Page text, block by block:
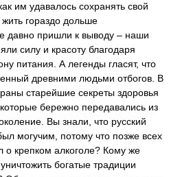
им удавалось сохранять свой
гораздо дольше
давно пришли к выводу – наши
силу и красоту благодаря
питания. А легенды гласят, что
древними людьми отбогов. В
старейшие секреты здоровья
бережно передавались из
Вы знали, что русский
могучим, потому что позже всех
о крепком алкоголе? Кому же
богатые традиции